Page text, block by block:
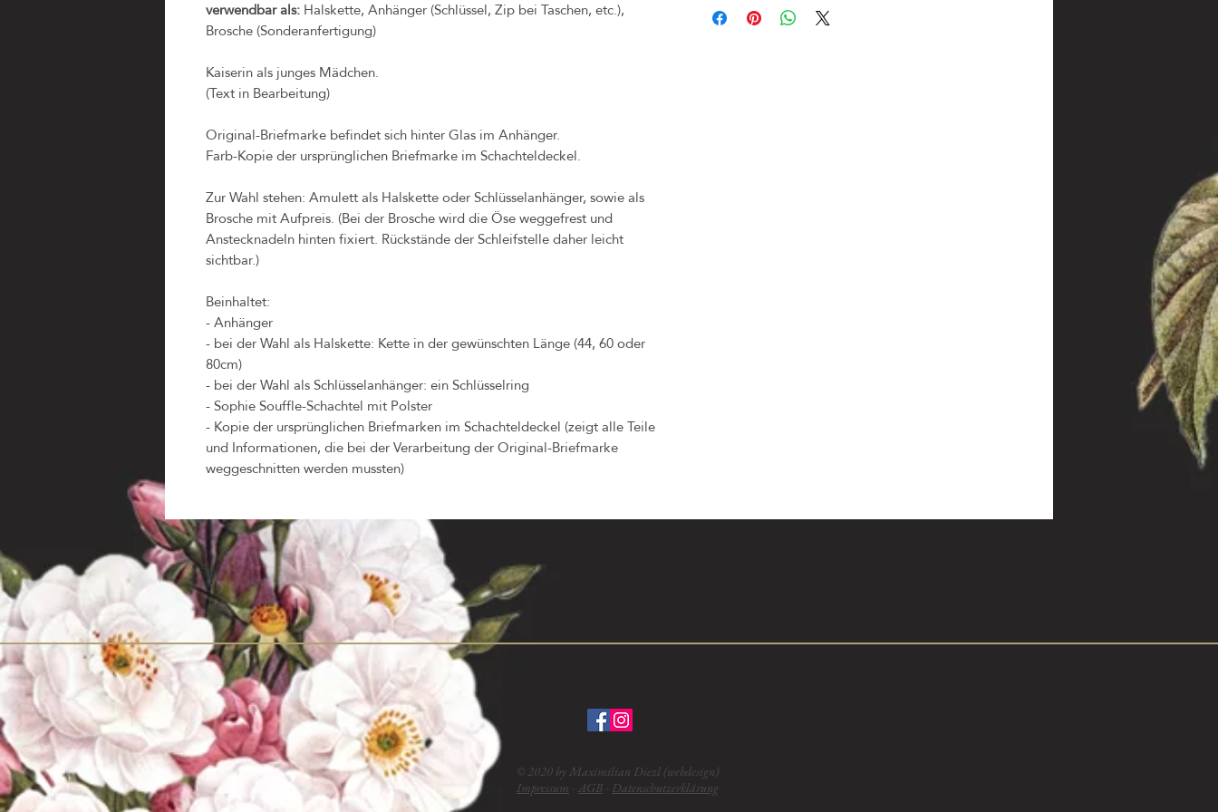
verwendbar als:Halskette, Anhänger (Schlüssel, Zip bei Taschen, etc.),
Brosche (Sonderanfertigung)
Kaiserin als junges Mädchen.
(Text in Bearbeitung)
Original-Briefmarke befindet sich hinter Glas im Anhänger.
Farb-Kopie der ursprünglichen Briefmarke im Schachteldeckel.
Zur Wahl stehen: Amulett als Halskette oder Schlüsselanhänger, sowie als
Brosche mit Aufpreis. (Bei der Brosche wird die Öse weggefrest und
Anstecknadeln hinten fixiert. Rückstände der Schleifstelle daher leicht
sichtbar.)
Beinhaltet:
- Anhänger
- bei der Wahl als Halskette: Kette in der gewünschten Länge (44, 60 oder
80cm)
- bei der Wahl als Schlüsselanhänger: ein Schlüsselring
- Sophie Souffle-Schachtel mit Polster
- Kopie der ursprünglichen Briefmarken im Schachteldeckel (zeigt alle Teile
und Informationen, die bei der Verarbeitung der Original-Briefmarke
weggeschnitten werden mussten)
(z.B. bei Märkten) innerhalb von 14 Tagen zurückgegeben - oder
© 2020 by Maximilian Diezl (webdesign)
Impressum
AGB Datenschutzerklärung